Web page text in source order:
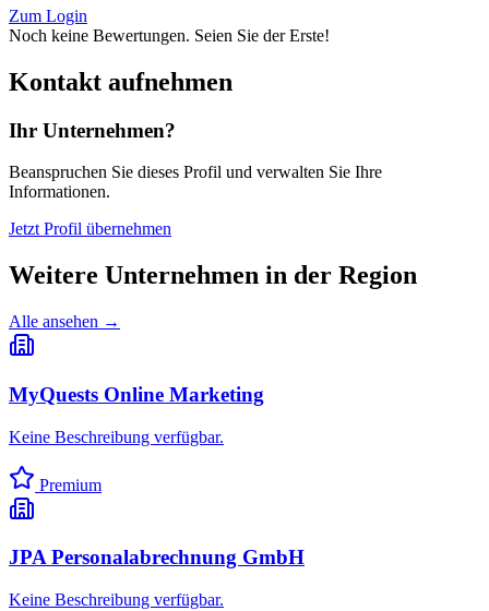
Zum Login
Noch keine Bewertungen. Seien Sie der Erste!
Kontakt aufnehmen
Ihr Unternehmen?
Beanspruchen Sie dieses Profil und verwalten Sie Ihre
Informationen.
Jetzt Profil übernehmen
Weitere Unternehmen in der Region
Alle ansehen →
MyQuests Online Marketing
Keine Beschreibung verfügbar.
Premium
JPA Personalabrechnung GmbH
Keine Beschreibung verfügbar.